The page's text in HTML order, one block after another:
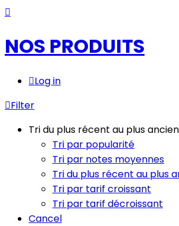
NOS PRODUITS
Log in
Filter
Tri du plus récent au plus ancien
Tri par popularité
Tri par notes moyennes
Tri du plus récent au plus
Tri par tarif croissant
Tri par tarif décroissant
Cancel